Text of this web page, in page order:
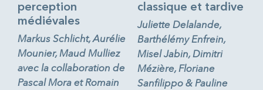
perception
médiévales
Markus Schlicht, Aurélie
Mounier, Maud Mulliez
avec la collaboration de
Pascal Mora et Romain
classique et tardive
Juliette Delalande,
Barthélémy Enfrein,
Misel Jabin, Dimitri
Mézière, Floriane
Sanfilippo & Pauline